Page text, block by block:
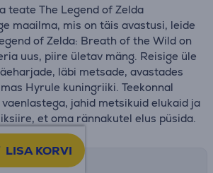
teate The Legend of Zelda
maailma, mis on täis avastusi, leide
of Zelda: Breath of the Wild on
uus, piire ületav mäng. Reisige üle
läbi metsade, avastades
Hyrule kuningriiki. Teekonnal
jahid metsikuid elukaid ja
et oma rännakutel elus püsida.
LISA KORVI